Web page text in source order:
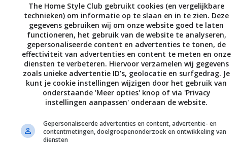
Kleine slaapkamer
inrichten: vijf
praktische tips
Een kleine slaapkamer hoeft
absoluut niet benauwd of
onpraktisch te zijn. Sterker nog,
een kleine slaapkamer is vaak
ontzettend gezellig en voelt als
een heerlijk coconnetje. Wil je
een kleine slaapkamer
The Home Style Club gebruikt cookies (en vergelijkbare
technieken) om informatie op te slaan en in te zien. Deze
gegevens gebruiken wij om onze website goed te laten
functioneren, het gebruik van de website te analyseren,
gepersonaliseerde content en advertenties te tonen, de
effectiviteit van advertenties en content te meten en onze
diensten te verbeteren. Hiervoor verzamelen wij gegevens
zoals unieke advertentie ID’s, geolocatie en surfgedrag. Je
kunt je cookie instellingen wijzigen door het gebruik van
onderstaande 'Meer opties' knop of via 'Privacy
instellingen aanpassen' onderaan de website.
Gepersonaliseerde advertenties en content, advertentie- en
contentmetingen, doelgroepenonderzoek en ontwikkeling van
diensten